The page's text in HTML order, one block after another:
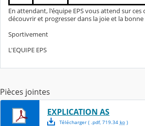
En attendant, l'équipe EPS vous attend sur ces
découvrir et progresser dans la joie et la
Sportivement
L'EQUIPE EPS
Pièces jointes
EXPLICATION AS
Télécharger( .pdf, 719.34 ko)